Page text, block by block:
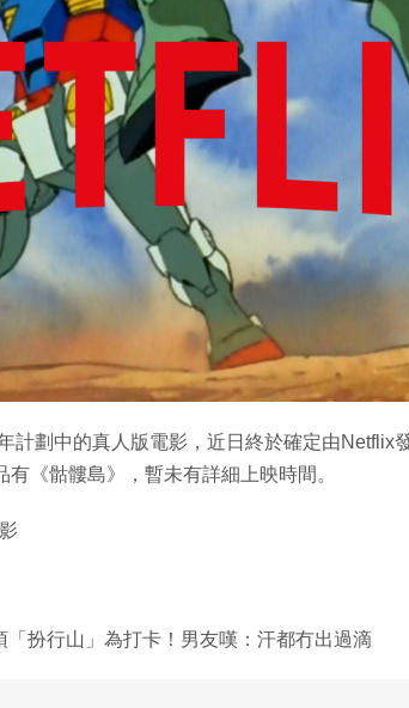
計劃中的真人版電影，近日終於確定由Netflix
《骷髏島》，暫未有詳細上映時間。
「扮行山」為打卡！男友嘆：汗都冇出過滴